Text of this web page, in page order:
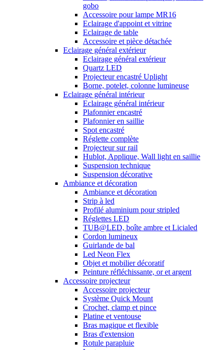
gobo
Accessoire pour lampe MR16
Eclairage d'appoint et vitrine
Eclairage de table
Accessoire et pièce détachée
Eclairage général extérieur
Eclairage général extérieur
Quartz LED
Projecteur encastré Uplight
Borne, potelet, colonne lumineuse
Eclairage général intérieur
Eclairage général intérieur
Plafonnier encastré
Plafonnier en saillie
Spot encastré
Réglette complète
Projecteur sur rail
Hublot, Applique, Wall light en saillie
Suspension technique
Suspension décorative
Ambiance et décoration
Ambiance et décoration
Strip à led
Profilé aluminium pour stripled
Réglettes LED
TUB@LED, boîte ambre et Licialed
Cordon lumineux
Guirlande de bal
Led Neon Flex
Objet et mobilier décoratif
Peinture réfléchissante, or et argent
Accessoire projecteur
Accessoire projecteur
Système Quick Mount
Crochet, clamp et pince
Platine et ventouse
Bras magique et flexible
Bras d'extension
Rotule parapluie